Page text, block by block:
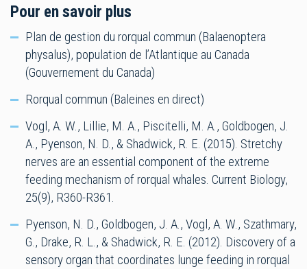
Pour en savoir plus
Plan de gestion du rorqual commun (Balaenoptera
physalus), population de l’Atlantique au Canada
(Gouvernement du Canada)
Rorqual commun (Baleines en direct)
Vogl, A. W., Lillie, M. A., Piscitelli, M. A., Goldbogen, J.
A., Pyenson, N. D., & Shadwick, R. E. (2015). Stretchy
nerves are an essential component of the extreme
feeding mechanism of rorqual whales. Current Biology,
25(9), R360-R361.
Pyenson, N. D., Goldbogen, J. A., Vogl, A. W., Szathmary,
G., Drake, R. L., & Shadwick, R. E. (2012). Discovery of a
sensory organ that coordinates lunge feeding in rorqual